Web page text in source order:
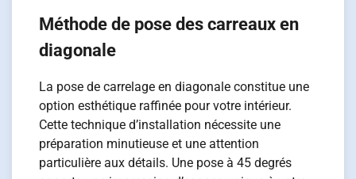
Méthode de pose des carreaux en
diagonale
La pose de carrelage en diagonale constitue une
option esthétique raffinée pour votre intérieur.
Cette technique d’installation nécessite une
préparation minutieuse et une attention
particulière aux détails. Une pose à 45 degrés